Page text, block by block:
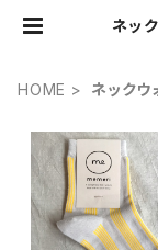
ネッ
HOME
ネックウ